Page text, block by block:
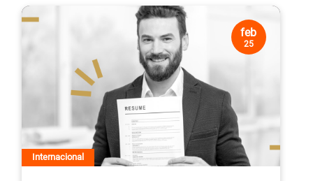
feb
25
Internacional